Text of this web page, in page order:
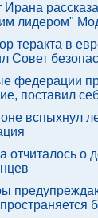
Ирана
лидером"
теракта в
Совет
федерации
поставил
вспыхнул
о